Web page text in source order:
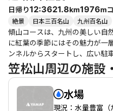
がら、心地よい疲れを味わえる
れます。ぜひ、仲間や家族と一
か。
日帰り12:3621.8km1976m
絶景 日本三百名山 九州百名山
傾山コースは、九州の美しい自
に紅葉の季節にはその魅力が一
ンネルからスタートし、広い駐
スも良好です。登り始めはやや
るとアケボノツツジやミツバツ
感じながらの歩行が楽しめます。 このコースは、初心者から健脚
者まで楽しめるバランスの良い
士での登山におすすめです。途
笠松山周辺の施設
水場
現況：水量豊富